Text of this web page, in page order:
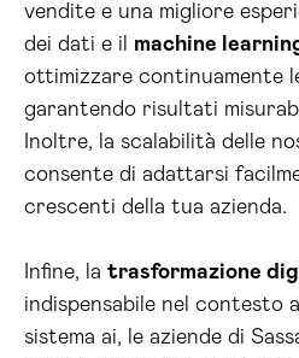
vendite e una migliore
dei dati e il machine
ottimizzare continuamente
garantendo risultati
Inoltre, la scalabilità delle
consente di adattarsi
crescenti della tua azienda.
Infine, la trasformazione
indispensabile nel contesto
sistema ai, le aziende di